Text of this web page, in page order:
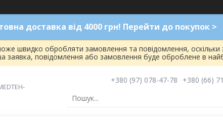
доставка від 4000 грн! Перейти до покупок >
швидко обробляти замовлення та повідомлення, оскільки
заявка, повідомлення або замовлення буде оброблене в
+380 (97) 078-47-78
+380 (66)